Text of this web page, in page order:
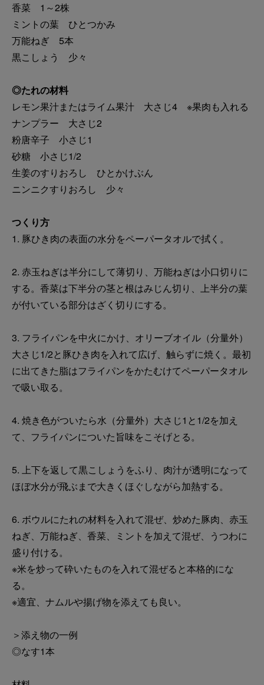
香菜 1～2株
ミントの葉 ひとつかみ
万能ねぎ 5本
黒こしょう 少々
◎たれの材料
レモン果汁またはライム果汁 大さじ4 ※果肉も入れる
ナンプラー 大さじ2
粉唐辛子 小さじ1
砂糖 小さじ1/2
生姜のすりおろし ひとかけぶん
ニンニクすりおろし 少々
つくり方
1. 豚ひき肉の表面の水分をペーパータオルで拭く。
2. 赤玉ねぎは半分にして薄切り、万能ねぎは小口切りに
する。香菜は下半分の茎と根はみじん切り、上半分の葉
が付いている部分はざく切りにする。
3. フライパンを中火にかけ、オリーブオイル（分量外）
大さじ1/2と豚ひき肉を入れて広げ、触らずに焼く。最初
に出てきた脂はフライパンをかたむけてペーパータオル
で吸い取る。
4. 焼き色がついたら水（分量外）大さじ1と1/2を加え
て、フライパンについた旨味をこそげとる。
5. 上下を返して黒こしょうをふり、肉汁が透明になって
ほぼ水分が飛ぶまで大きくほぐしながら加熱する。
6. ボウルにたれの材料を入れて混ぜ、炒めた豚肉、赤玉
ねぎ、万能ねぎ、香菜、ミントを加えて混ぜ、うつわに
盛り付ける。
※米を炒って砕いたものを入れて混ぜると本格的にな
る。
※適宜、ナムルや揚げ物を添えても良い。
＞添え物の一例
◎なす1本